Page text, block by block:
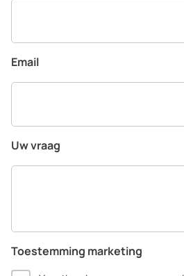
Email
Uw vraag
Toestemming marketing